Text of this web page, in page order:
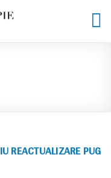
REACTUALIZARE PUG